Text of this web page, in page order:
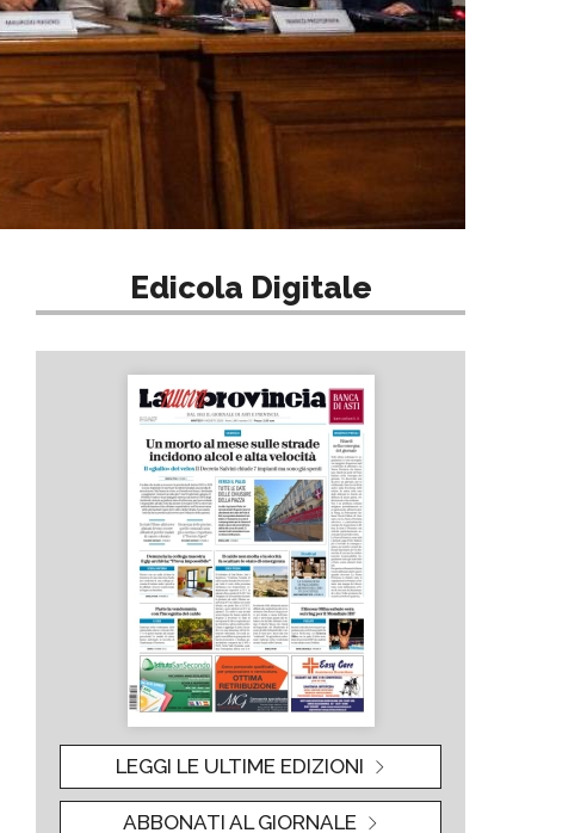
Edicola Digitale
LEGGI LE ULTIME EDIZIONI
ABBONATI AL GIORNALE